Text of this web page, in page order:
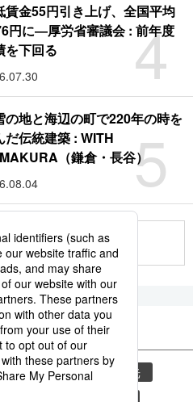
4
賃金55円引き上げ、全国平均
円に―厚労省審議会 : 前年度
を下回る
5
の地と海辺の町で220年の時を
だ伝統建築 : WITH
（鎌倉・長谷）
見る
災害 災害
観光